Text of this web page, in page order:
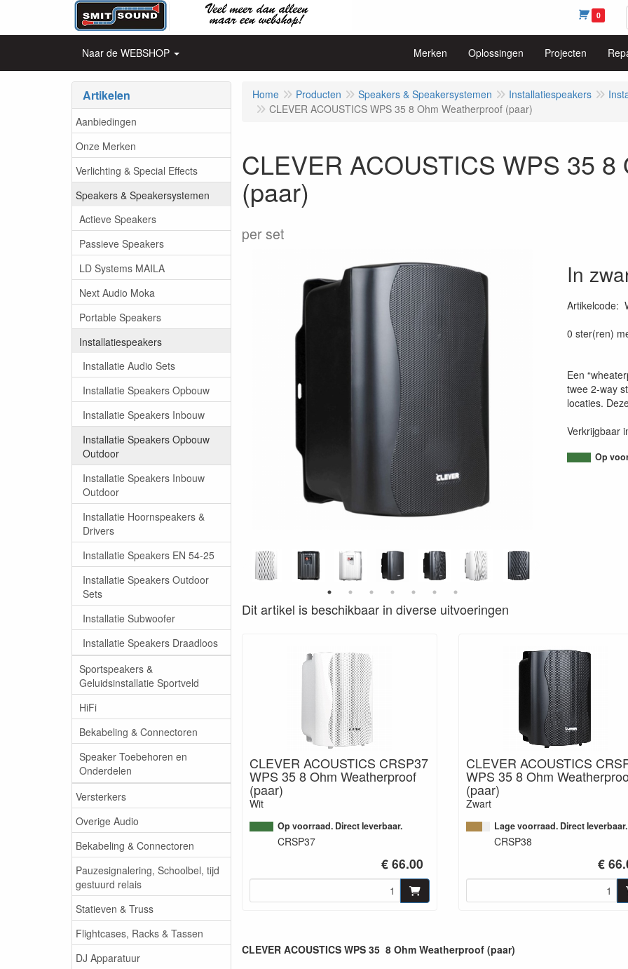
0
Naar de WEBSHOP Merken Oplossingen Projecten
Artikelen
Aanbiedingen
Onze Merken
Verlichting & Special Effects
Speakers & Speakersystemen
Actieve Speakers
Passieve Speakers
LD Systems MAILA
Next Audio Moka
Portable Speakers
Installatiespeakers
Installatie Audio Sets
Installatie Speakers Opbouw
Installatie Speakers Inbouw
Installatie Speakers Opbouw
Outdoor
Installatie Speakers Inbouw
Outdoor
Installatie Hoornspeakers &
Drivers
Installatie Speakers EN 54-25
Installatie Speakers Outdoor
Sets
Installatie Subwoofer
Installatie Speakers Draadloos
Sportspeakers &
Geluidsinstallatie Sportveld
HiFi
Bekabeling & Connectoren
Speaker Toebehoren en
Onderdelen
Versterkers
Overige Audio
Bekabeling & Connectoren
Pauzesignalering, Schoolbel, tijd
gestuurd relais
Statieven & Truss
Flightcases, Racks & Tassen
DJ Apparatuur
Home Producten Speakers & Speakersystemen Installatiespeakers
CLEVER ACOUSTICS WPS 35 8 Ohm Weatherproof (paar)
CLEVER ACOUSTICS WPS 35
(paar)
per set
In
Artikelcode:
0 ster(ren)
Een
twee 2-way
locaties.
Verkrijgbaar
Op
Dit artikel is beschikbaar in diverse uitvoeringen
CLEVER ACOUSTICS CRSP37
WPS 35 8 Ohm Weatherproof
(paar)
Wit
Op voorraad. Direct leverbaar.
CRSP37
€ 66.00
CLEVER ACOUSTICS
WPS 35 8 Ohm
(paar)
Zwart
Lage voorraad. Direct leverbaar.
CRSP38
€
CLEVER ACOUSTICS WPS 35 8 Ohm Weatherproof (paar)